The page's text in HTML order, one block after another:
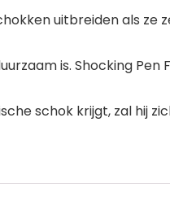
uitbreiden als ze
is. Shocking Pen
schok krijgt, zal hij